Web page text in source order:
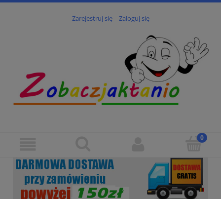
Zarejestruj się Zaloguj się